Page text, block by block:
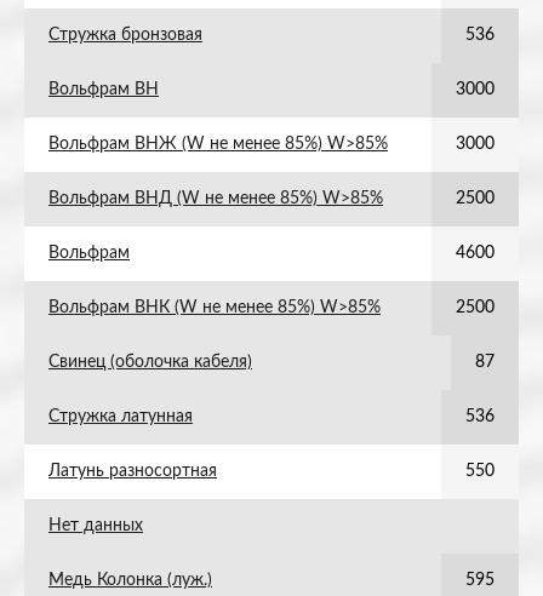
Стружка бронзовая 536
Вольфрам ВН 3000
Вольфрам ВНЖ (W не менее 85%) W>85% 3000
Вольфрам ВНД (W не менее 85%) W>85% 2500
Вольфрам 4600
Вольфрам ВНК (W не менее 85%) W>85% 2500
Свинец (оболочка кабеля) 87
Стружка латунная 536
Латунь разносортная 550
Нет данных
Медь Колонка (луж.) 595